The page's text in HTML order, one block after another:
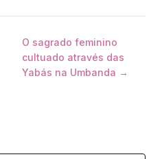
O sagrado feminino
cultuado através das
Yabás na Umbanda →